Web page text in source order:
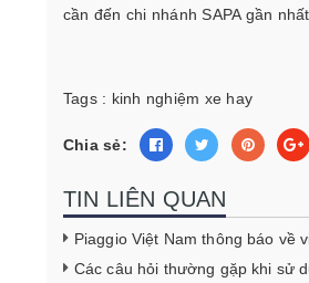
cần đến chi nhánh SAPA gần
Tags : kinh nghiệm xe hay
Chia sẻ:
TIN LIÊN QUAN
Piaggio Việt Nam thông báo về
Các câu hỏi thường gặp khi sử